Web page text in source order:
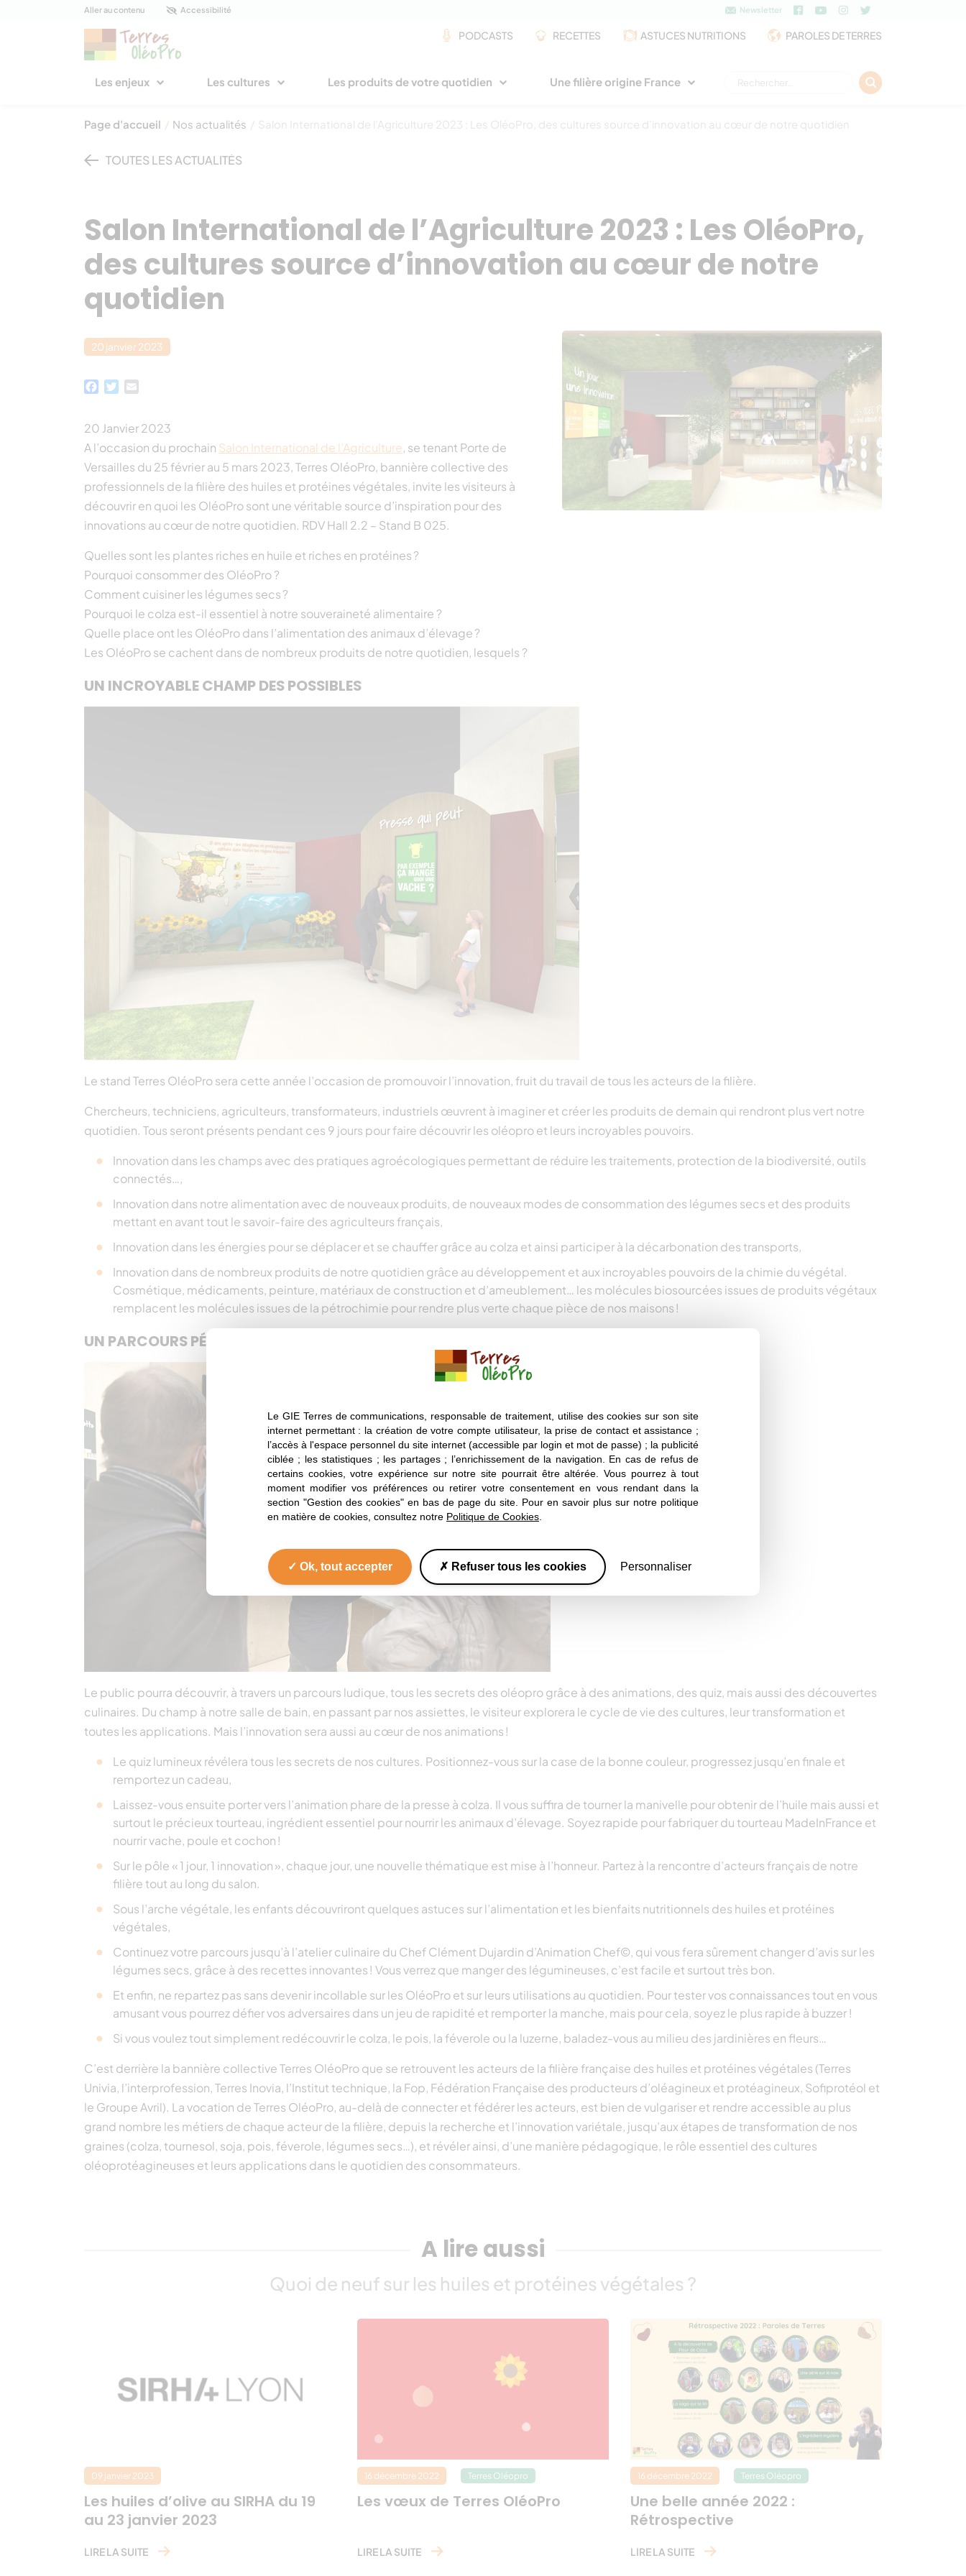
Panneau de gestion des cookies
Le GIE Terres de communications, responsable de traitement, utilise des cookies sur son site
internet permettant : la création de votre compte utilisateur, la prise de contact et assistance ;
l’accès à l'espace personnel du site internet (accessible par login et mot de passe) ; la publicité
ciblée ; les statistiques ; les partages ; l’enrichissement de la navigation. En cas de refus de
certains cookies, votre expérience sur notre site pourrait être altérée. Vous pourrez à tout
moment modifier vos préférences ou retirer votre consentement en vous rendant dans la
section "Gestion des cookies" en bas de page du site. Pour en savoir plus sur notre politique
en matière de cookies, consultez notre Politique de Cookies
Ok, tout accepter Refuser tous les cookies Personnaliser
Aller au contenu Accessibilité Newsletter
PODCASTS RECETTES ASTUCES NUTRITIONS PAROLES DE TERRES
Les enjeux Les cultures Les produits de votre quotidien Une filière origine France
Page d'accueil / Nos actualités / Salon International de l’Agriculture 2023 : Les OléoPro, des cultures source d’innovation au cœur de notre quotidien
TOUTES LES ACTUALITÉS
Salon International de l’Agriculture 2023 : Les OléoPro,
des cultures source d’innovation au cœur de notre
quotidien
20 janvier 2023
Facebook
Twitter
20 Janvier 2023
A l’occasion du prochain Salon International de l’Agriculture, se tenant Porte de
Versailles du 25 février au 5 mars 2023, Terres OléoPro, bannière collective des
professionnels de la filière des huiles et protéines végétales, invite les visiteurs à
découvrir en quoi les OléoPro sont une véritable source d’inspiration pour des
innovations au cœur de notre quotidien. RDV Hall 2.2 – Stand B 025.
Quelles sont les plantes riches en huile et riches en protéines ?
Pourquoi consommer des OléoPro ?
Comment cuisiner les légumes secs ?
Pourquoi le colza est-il essentiel à notre souveraineté alimentaire ?
Quelle place ont les OléoPro dans l’alimentation des animaux d’élevage ?
Les OléoPro se cachent dans de nombreux produits de notre quotidien, lesquels ?
UN INCROYABLE CHAMP DES POSSIBLES
Le stand Terres OléoPro sera cette année l’occasion de promouvoir l’innovation, fruit du travail de tous les acteurs de la filière.
Chercheurs, techniciens, agriculteurs, transformateurs, industriels œuvrent à imaginer et créer les produits de demain qui rendront plus vert notre
quotidien. Tous seront présents pendant ces 9 jours pour faire découvrir les oléopro et leurs incroyables pouvoirs.
Innovation dans les champs avec des pratiques agroécologiques permettant de réduire les traitements, protection de la biodiversité, outils
connectés…,
Innovation dans notre alimentation avec de nouveaux produits, de nouveaux modes de consommation des légumes secs et des produits
mettant en avant tout le savoir-faire des agriculteurs français,
Innovation dans les énergies pour se déplacer et se chauffer grâce au colza et ainsi participer à la décarbonation des transports,
Innovation dans de nombreux produits de notre quotidien grâce au développement et aux incroyables pouvoirs de la chimie du végétal.
Cosmétique, médicaments, peinture, matériaux de construction et d’ameublement… les molécules biosourcées issues de produits végétaux
remplacent les molécules issues de la pétrochimie pour rendre plus verte chaque pièce de nos maisons !
UN PARCOURS PÉDAGOGIQUE POUR SUIVRE LES GRAINES
Le public pourra découvrir, à travers un parcours ludique, tous les secrets des oléopro grâce à des animations, des quiz, mais aussi des découvertes
culinaires. Du champ à notre salle de bain, en passant par nos assiettes, le visiteur explorera le cycle de vie des cultures, leur transformation et
toutes les applications. Mais l’innovation sera aussi au cœur de nos animations !
Le quiz lumineux révélera tous les secrets de nos cultures. Positionnez-vous sur la case de la bonne couleur, progressez jusqu’en finale et
remportez un cadeau,
Laissez-vous ensuite porter vers l’animation phare de la presse à colza. Il vous suffira de tourner la manivelle pour obtenir de l’huile mais aussi et
surtout le précieux tourteau, ingrédient essentiel pour nourrir les animaux d’élevage. Soyez rapide pour fabriquer du tourteau MadeInFrance et
nourrir vache, poule et cochon !
Sur le pôle « 1 jour, 1 innovation », chaque jour, une nouvelle thématique est mise à l’honneur. Partez à la rencontre d’acteurs français de notre
filière tout au long du salon.
Sous l’arche végétale, les enfants découvriront quelques astuces sur l’alimentation et les bienfaits nutritionnels des huiles et protéines
végétales,
Continuez votre parcours jusqu’à l’atelier culinaire du Chef Clément Dujardin d’Animation Chef©, qui vous fera sûrement changer d’avis sur les
légumes secs, grâce à des recettes innovantes ! Vous verrez que manger des légumineuses, c’est facile et surtout très bon.
Et enfin, ne repartez pas sans devenir incollable sur les OléoPro et sur leurs utilisations au quotidien. Pour tester vos connaissances tout en vous
amusant vous pourrez défier vos adversaires dans un jeu de rapidité et remporter la manche, mais pour cela, soyez le plus rapide à buzzer !
Si vous voulez tout simplement redécouvrir le colza, le pois, la féverole ou la luzerne, baladez-vous au milieu des jardinières en fleurs…
C’est derrière la bannière collective Terres OléoPro que se retrouvent les acteurs de la filière française des huiles et protéines végétales (Terres
Univia, l’interprofession, Terres Inovia, l’Institut technique, la Fop, Fédération Française des producteurs d’oléagineux et protéagineux, Sofiprotéol et
le Groupe Avril). La vocation de Terres OléoPro, au-delà de connecter et fédérer les acteurs, est bien de vulgariser et rendre accessible au plus
grand nombre les métiers de chaque acteur de la filière, depuis la recherche et l’innovation variétale, jusqu’aux étapes de transformation de nos
graines (colza, tournesol, soja, pois, féverole, légumes secs…), et révéler ainsi, d’une manière pédagogique, le rôle essentiel des cultures
oléoprotéagineuses et leurs applications dans le quotidien des consommateurs.
A lire aussi
Quoi de neuf sur les huiles et protéines végétales ?
09 janvier 2023
Les huiles d’olive au SIRHA du 19
au 23 janvier 2023
LIRE LA SUITE
16 décembre 2022 Terres Oléopro
Les vœux de Terres OléoPro
LIRE LA SUITE
16 décembre 2022 Terres Oléopro
Une belle année 2022 :
Rétrospective
LIRE LA SUITE